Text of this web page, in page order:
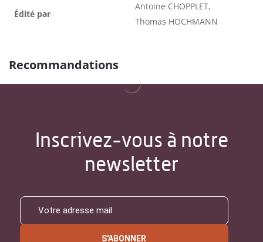
Édité par
Antoine CHOPPLET,
Thomas HOCHMANN
Recommandations
Inscrivez-vous à notre
newsletter
S'ABONNER